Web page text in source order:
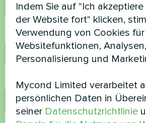
Rufnummer
E-Mail
Kommentar
Indem Sie auf "Ich
der Website fort" klicken,
Verwendung von Cookies
Websitefunktionen, Analysen,
Personalisierung und
Mycond Limited verarbeitet
persönlichen Daten in
seiner Datenschutzrichtlinie